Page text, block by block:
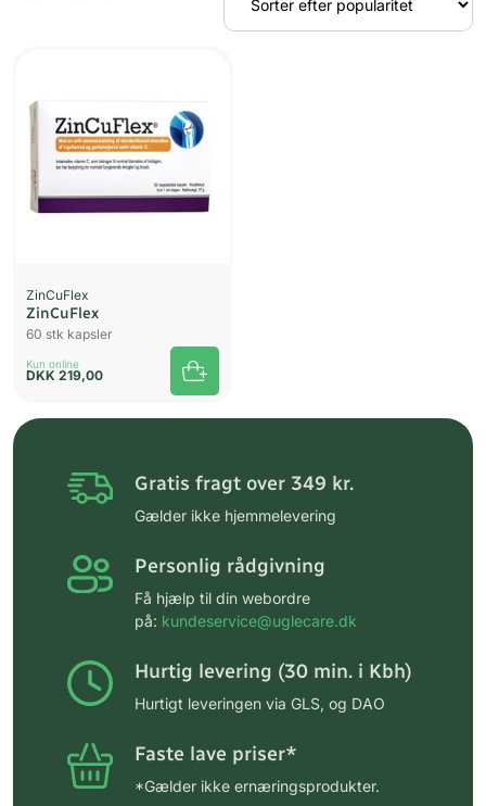
ZinCuFlex
ZinCuFlex
60 stk kapsler
Kun online
DKK 219,00
Gratis fragt over 349 kr.
Gælder ikke hjemmelevering
Personlig rådgivning
Få hjælp til din webordre
på: kundeservice@uglecare.dk
Hurtig levering (30 min. i Kbh)
Hurtigt leveringen via GLS, og DAO
Faste lave priser*
*Gælder ikke ernæringsprodukter.